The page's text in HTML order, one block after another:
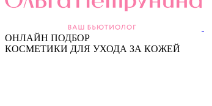
ОНЛАЙН ПОДБОР
КОСМЕТИКИ ДЛЯ УХОДА ЗА КОЖЕЙ